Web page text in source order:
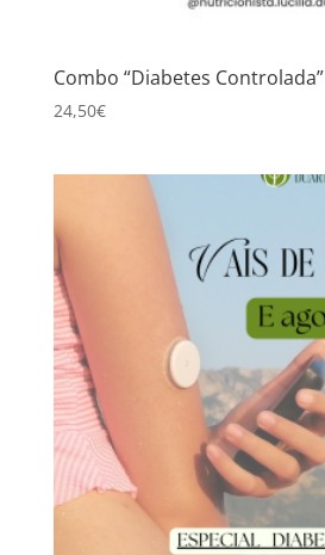
Combo “Diabetes Controlada”
24,50€